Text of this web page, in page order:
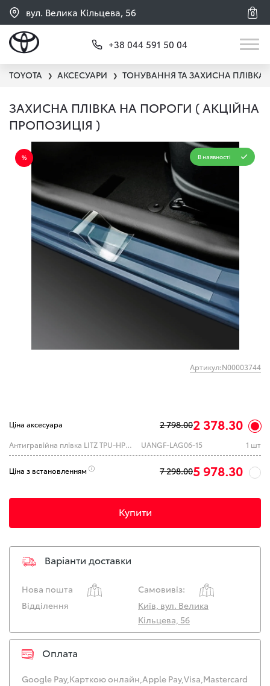
вул. Велика Кільцева, 56 0
+38 044 591 50 04
TOYOTA ❯ АКСЕСУАРИ ❯ ТОНУВАННЯ ТА ЗАХИСНА ПЛІВКА
ЗАХИСНА ПЛІВКА НА ПОРОГИ ( АКЦІЙНА
ПРОПОЗИЦІЯ )
В наявності
Артикул:N00003744
Ціна аксесуара 2 798.002 378.30
Антигравійна плівка LITZ TPU-HPM8 AG ULTRA (0.61) UANGF-LAG06-15 1 шт
Ціна з встановленням 7 298.005 978.30
Купити
Варіанти доставки
Нова пошта
Самовивіз:
Відділення
Київ, вул. Велика
Кільцева, 56
Оплата
Google Pay,Карткою онлайн,Apple Pay,Visa,Mastercard